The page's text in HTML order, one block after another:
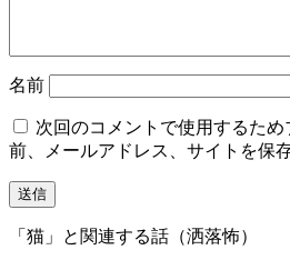
名前
次回のコメントで使用するた
前、メールアドレス、サイトを保存
「猫」と関連する話（洒落怖）